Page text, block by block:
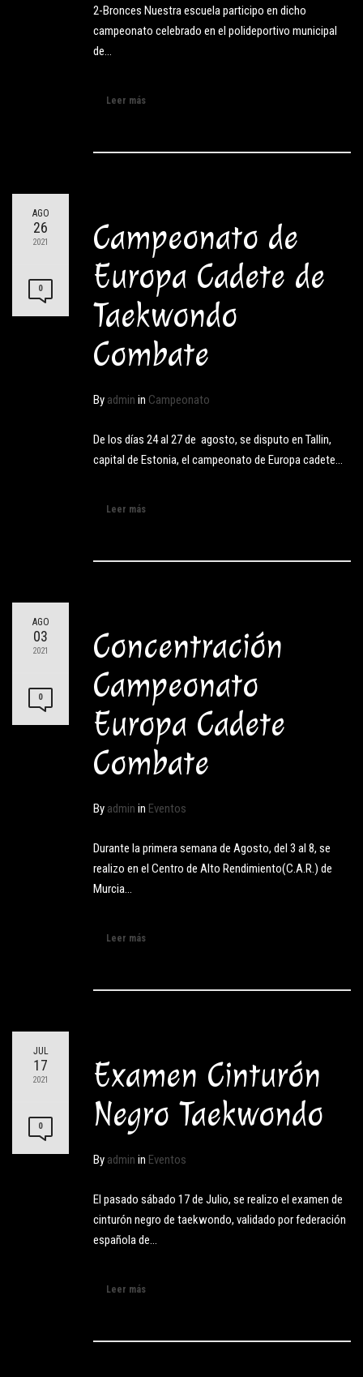
2-Bronces Nuestra escuela participo en dicho
campeonato celebrado en el polideportivo municipal
de…
Leer más
AGO
26
2021
0
Campeonato de
Europa Cadete de
Taekwondo
Combate
By admin in Campeonato
De los días 24 al 27 de agosto, se disputo en Tallin,
capital de Estonia, el campeonato de Europa cadete…
Leer más
AGO
03
2021
0
Concentración
Campeonato
Europa Cadete
Combate
By admin in Eventos
Durante la primera semana de Agosto, del 3 al 8, se
realizo en el Centro de Alto Rendimiento(C.A.R.) de
Murcia…
Leer más
JUL
17
2021
0
Examen Cinturón
Negro Taekwondo
By admin in Eventos
El pasado sábado 17 de Julio, se realizo el examen de
cinturón negro de taekwondo, validado por federación
española de…
Leer más